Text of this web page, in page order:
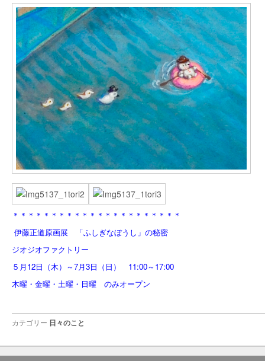
＊＊＊＊＊＊＊＊＊＊＊＊＊＊＊＊＊＊＊＊＊＊
伊藤正道原画展 「ふしぎなぼうし」の秘密
ジオジオファクトリー
５月12日（木）～7月3日（日） 11:00～17:00
木曜・金曜・土曜・日曜 のみオープン
カテゴリー 日々のこと